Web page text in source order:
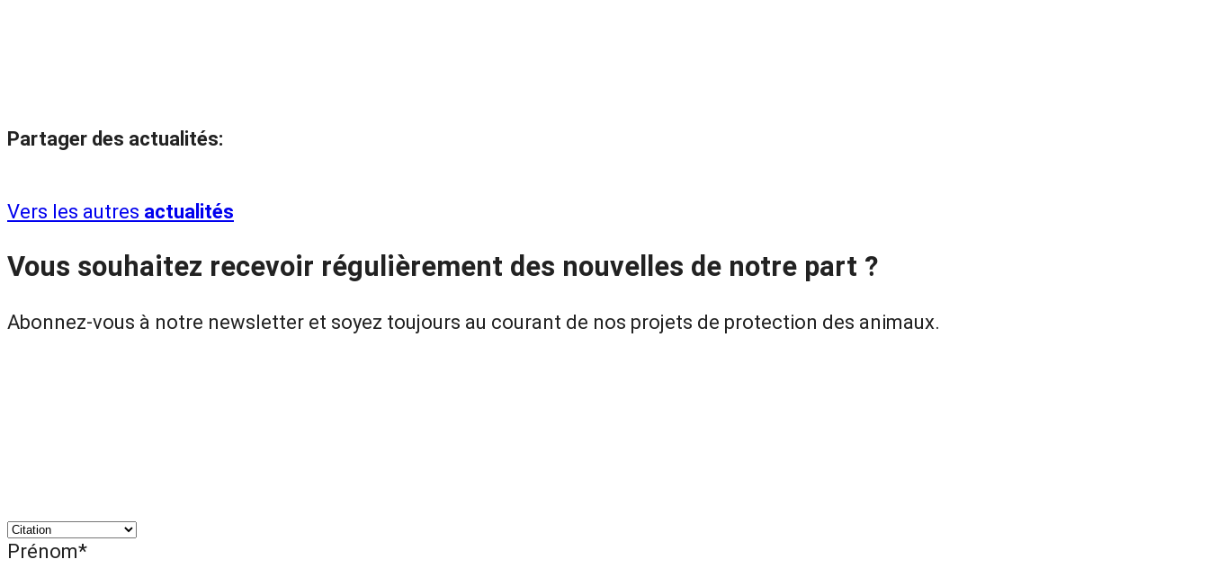
Partager des actualités:
Vers les autres actualités
Vous souhaitez recevoir régulièrement des nouvelles de notre part ?
Abonnez-vous à notre newsletter et soyez toujours au courant de nos projets de protection des animaux.
Prénom*